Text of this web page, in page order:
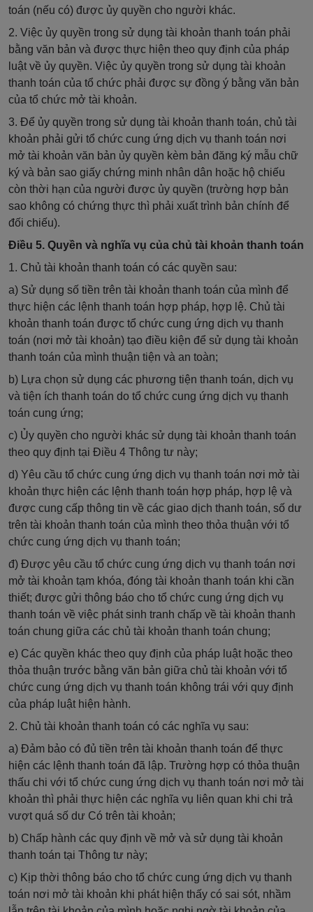
toán (nếu có) được ủy quyền cho người khác.
2. Việc ủy quyền trong sử dụng tài khoản thanh toán phải
bằng văn bản và được thực hiện theo quy định của pháp
luật về ủy quyền. Việc ủy quyền trong sử dụng tài khoản
thanh toán của tổ chức phải được sự đồng ý bằng văn bản
của tổ chức mở tài khoản.
3. Để ủy quyền trong sử dụng tài khoản thanh toán, chủ tài
khoản phải gửi tổ chức cung ứng dịch vụ thanh toán nơi
mở tài khoản văn bản ủy quyền kèm bản đăng ký mẫu chữ
ký và bản sao giấy chứng minh nhân dân hoặc hộ chiếu
còn thời hạn của người được ủy quyền (trường hợp bản
sao không có chứng thực thì phải xuất trình bản chính để
đối chiếu).
Điều 5. Quyền và nghĩa vụ của chủ tài khoản thanh toán
1. Chủ tài khoản thanh toán có các quyền sau:
a) Sử dụng số tiền trên tài khoản thanh toán của mình để
thực hiện các lệnh thanh toán hợp pháp, hợp lệ. Chủ tài
khoản thanh toán được tổ chức cung ứng dịch vụ thanh
toán (nơi mở tài khoản) tạo điều kiện để sử dụng tài khoản
thanh toán của mình thuận tiện và an toàn;
b) Lựa chọn sử dụng các phương tiện thanh toán, dịch vụ
và tiện ích thanh toán do tổ chức cung ứng dịch vụ thanh
toán cung ứng;
c) Ủy quyền cho người khác sử dụng tài khoản thanh toán
theo quy định tại Điều 4 Thông tư này;
d) Yêu cầu tổ chức cung ứng dịch vụ thanh toán nơi mở tài
khoản thực hiện các lệnh thanh toán hợp pháp, hợp lệ và
được cung cấp thông tin về các giao dịch thanh toán, số dư
trên tài khoản thanh toán của mình theo thỏa thuận với tổ
chức cung ứng dịch vụ thanh toán;
đ) Được yêu cầu tổ chức cung ứng dịch vụ thanh toán nơi
mở tài khoản tạm khóa, đóng tài khoản thanh toán khi cần
thiết; được gửi thông báo cho tổ chức cung ứng dịch vụ
thanh toán về việc phát sinh tranh chấp về tài khoản thanh
toán chung giữa các chủ tài khoản thanh toán chung;
e) Các quyền khác theo quy định của pháp luật hoặc theo
thỏa thuận trước bằng văn bản giữa chủ tài khoản với tổ
chức cung ứng dịch vụ thanh toán không trái với quy định
của pháp luật hiện hành.
2. Chủ tài khoản thanh toán có các nghĩa vụ sau:
a) Đảm bảo có đủ tiền trên tài khoản thanh toán để thực
hiện các lệnh thanh toán đã lập. Trường hợp có thỏa thuận
thấu chi với tổ chức cung ứng dịch vụ thanh toán nơi mở tài
khoản thì phải thực hiện các nghĩa vụ liên quan khi chi trả
vượt quá số dư Có trên tài khoản;
b) Chấp hành các quy định về mở và sử dụng tài khoản
thanh toán tại Thông tư này;
c) Kịp thời thông báo cho tổ chức cung ứng dịch vụ thanh
toán nơi mở tài khoản khi phát hiện thấy có sai sót, nhầm